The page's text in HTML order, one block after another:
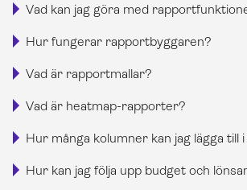
Vad kan jag göra med
Hur fungerar rapportbyggaren?
Vad är rapportmallar?
Vad är heatmap-rapporter?
Hur många kolumner kan jag lägga till
Hur kan jag följa upp budget och